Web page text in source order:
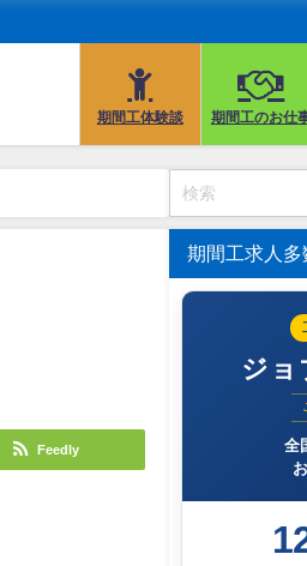
期間工体験談 期間工のお仕
Feedly
期間工求人多
ジョ
全